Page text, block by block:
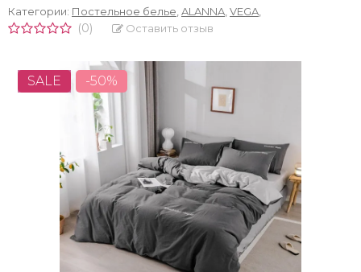
Категории: Постельное белье ALANNA VEGA
(0) Оставить отзыв
SALE -50%